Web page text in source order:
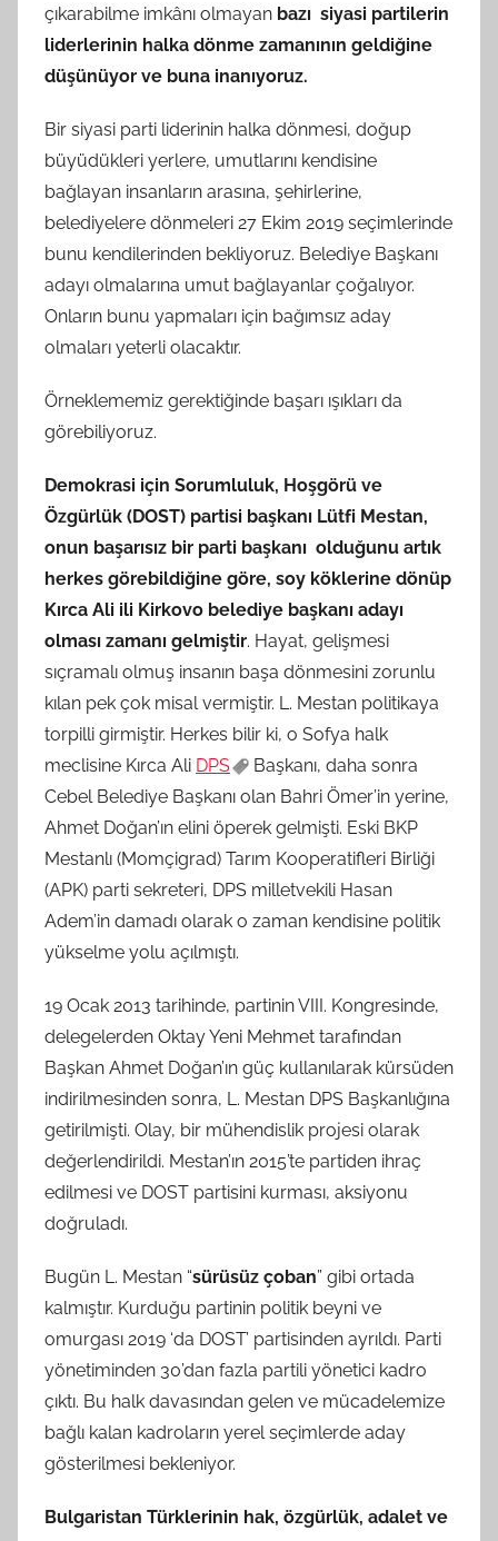
çıkarabilme imkânı olmayan bazı siyasi partilerin
liderlerinin halka dönme zamanının geldiğine
düşünüyor ve buna inanıyoruz.
Bir siyasi parti liderinin halka dönmesi, doğup
büyüdükleri yerlere, umutlarını kendisine
bağlayan insanların arasına, şehirlerine,
belediyelere dönmeleri 27 Ekim 2019 seçimlerinde
bunu kendilerinden bekliyoruz. Belediye Başkanı
adayı olmalarına umut bağlayanlar çoğalıyor.
Onların bunu yapmaları için bağımsız aday
olmaları yeterli olacaktır.
Örneklememiz gerektiğinde başarı ışıkları da
görebiliyoruz.
Demokrasi için Sorumluluk, Hoşgörü ve
Özgürlük (DOST) partisi başkanı Lütfi Mestan,
onun başarısız bir parti başkanı olduğunu artık
herkes görebildiğine göre, soy köklerine dönüp
Kırca Ali ili Kirkovo belediye başkanı adayı
olması zamanı gelmiştir. Hayat, gelişmesi
sıçramalı olmuş insanın başa dönmesini zorunlu
kılan pek çok misal vermiştir. L. Mestan politikaya
torpilli girmiştir. Herkes bilir ki, o Sofya halk
meclisine Kırca Ali DPS
Başkanı, daha sonra
Cebel Belediye Başkanı olan Bahri Ömer’in yerine,
Ahmet Doğan’ın elini öperek gelmişti. Eski BKP
Mestanlı (Momçigrad) Tarım Kooperatifleri Birliği
(APK) parti sekreteri, DPS milletvekili Hasan
Adem’in damadı olarak o zaman kendisine politik
yükselme yolu açılmıştı.
19 Ocak 2013 tarihinde, partinin VIII. Kongresinde,
delegelerden Oktay Yeni Mehmet tarafından
Başkan Ahmet Doğan’ın güç kullanılarak kürsüden
indirilmesinden sonra, L. Mestan DPS Başkanlığına
getirilmişti. Olay, bir mühendislik projesi olarak
değerlendirildi. Mestan’ın 2015’te partiden ihraç
edilmesi ve DOST partisini kurması, aksiyonu
doğruladı.
Bugün L. Mestan “sürüsüz çoban” gibi ortada
kalmıştır. Kurduğu partinin politik beyni ve
omurgası 2019 ‘da DOST’ partisinden ayrıldı. Parti
yönetiminden 30’dan fazla partili yönetici kadro
çıktı. Bu halk davasından gelen ve mücadelemize
bağlı kalan kadroların yerel seçimlerde aday
gösterilmesi bekleniyor.
Bulgaristan Türklerinin hak, özgürlük, adalet ve